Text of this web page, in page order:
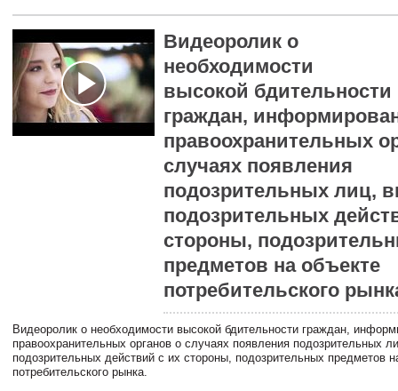
Видеоролик о
необходимости
высокой бдительности
граждан,
правоохранительных
случаях появления
подозрительных лиц,
подозрительных
стороны,
предметов на объекте
потребительского
Видеоролик о необходимости высокой бдительности граждан,
правоохранительных органов о случаях появления подозрительных
подозрительных действий с их стороны, подозрительных предметов
потребительского рынка.